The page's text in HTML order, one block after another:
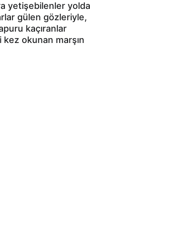
yetişebilenler yolda
gülen gözleriyle,
kaçıranlar
kez okunan marşın